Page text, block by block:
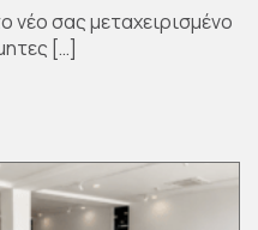
νέο σας μεταχειρισμένο
[…]